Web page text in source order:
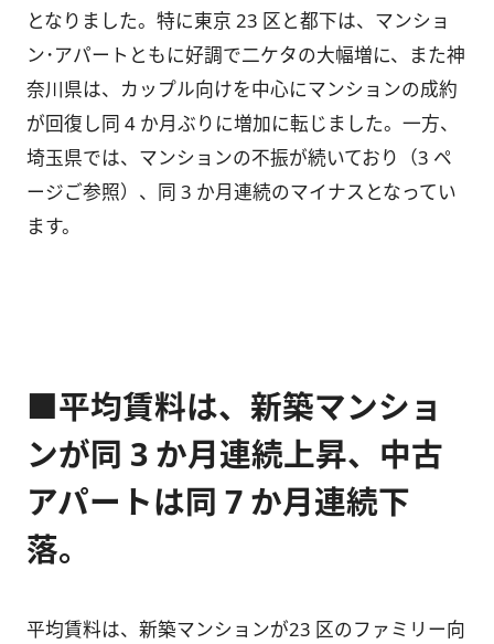
となりました。特に東京 23 区と都下は、マンショ
ン･アパートともに好調で二ケタの大幅増に、また神
奈川県は、カップル向けを中心にマンションの成約
が回復し同 4 か月ぶりに増加に転じました。一方、
埼玉県では、マンションの不振が続いており（3 ペ
ージご参照）、同 3 か月連続のマイナスとなってい
ます。
■平均賃料は、新築マンショ
ンが同 3 か月連続上昇、中古
アパートは同 7 か月連続下
落。
平均賃料は、新築マンションが23 区のファミリー向